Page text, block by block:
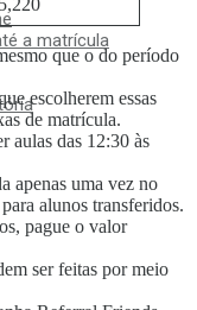
a matrícula
Secrets
do Havaí
que o do período
escolherem essas
de matrícula.
aulas das 12:30 às
apenas uma vez no
alunos transferidos.
pague o valor
ser feitas por meio